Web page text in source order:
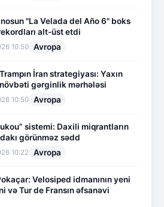
"La Velada del Año 6" boks
alt-üst etdi
10:50 Avropa
İran strategiyası: Yaxın
gərginlik mərhələsi
10:50 Avropa
sistemi: Daxili miqrantların
görünməz sədd
10:22 Avropa
Velosiped idmanının yeni
və Tur de Fransın əfsanəvi